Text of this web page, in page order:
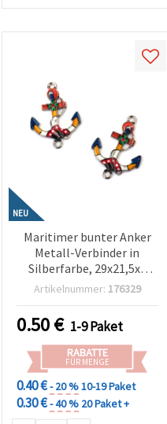
NEU
Maritimer bunter Anker
Metall-Verbinder in
Silberfarbe, 29x21,5x2
mm, Loch 1,5 mm – 2
Artikelnummer: 176329
0.50€ 1-9 Paket
RABATTE
FÜR MENGE
0.40 €- 20 %10-19 Paket
0.30 €- 40 % 20 Paket +